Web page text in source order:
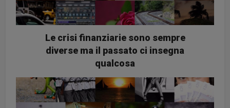
Le crisi finanziarie sono sempre
diverse ma il passato ci insegna
qualcosa